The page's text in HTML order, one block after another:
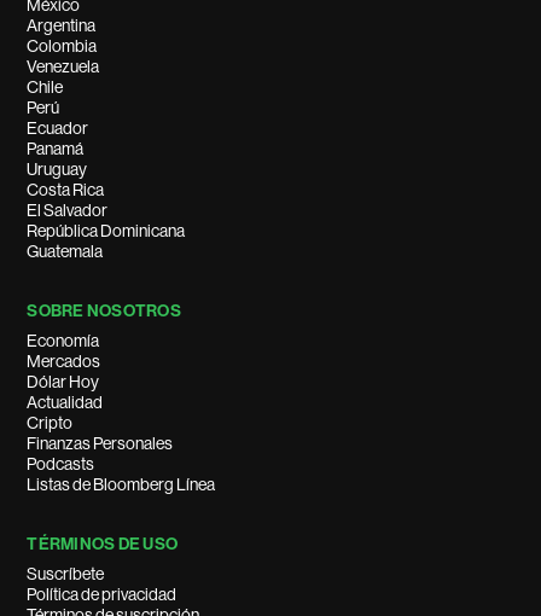
México
Argentina
Colombia
Venezuela
Chile
Perú
Ecuador
Panamá
Uruguay
Costa Rica
El Salvador
República Dominicana
Guatemala
SOBRE NOSOTROS
Economía
Mercados
Dólar Hoy
Actualidad
Cripto
Finanzas Personales
Podcasts
Listas de Bloomberg Línea
TÉRMINOS DE USO
Suscríbete
Política de privacidad